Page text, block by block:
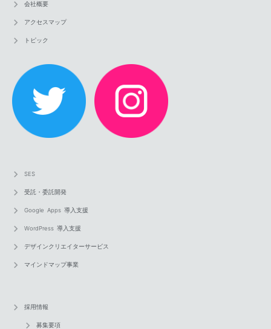
会社概要
アクセスマップ
トピック
SES
受託・委託開発
Google Apps 導入支援
WordPress 導入支援
デザインクリエイターサービス
マインドマップ事業
採用情報
募集要項